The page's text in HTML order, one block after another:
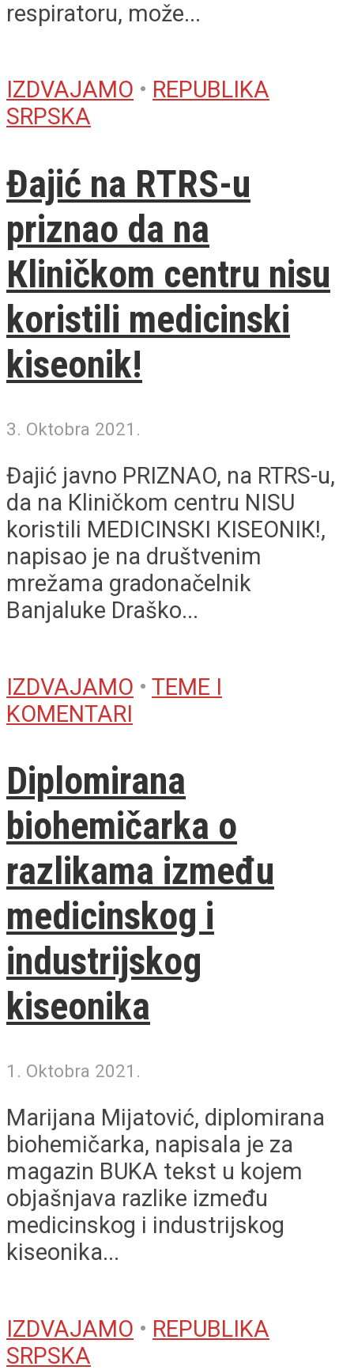
respiratoru, može...
IZDVAJAMO • REPUBLIKA
SRPSKA
Đajić na RTRS-u
priznao da na
Кliničkom centru nisu
koristili medicinski
kiseonik!
3. Oktobra 2021.
Đajić javno PRIZNAO, na RTRS-u,
da na Кliničkom centru NISU
koristili MEDICINSКI КISEONIК!,
napisao je na društvenim
mrežama gradonačelnik
Banjaluke Draško...
IZDVAJAMO • TEME I
KOMENTARI
Diplomirana
biohemičarka o
razlikama između
medicinskog i
industrijskog
kiseonika
1. Oktobra 2021.
Marijana Mijatović, diplomirana
biohemičarka, napisala je za
magazin BUKA tekst u kojem
objašnjava razlike između
medicinskog i industrijskog
kiseonika...
IZDVAJAMO • REPUBLIKA
SRPSKA